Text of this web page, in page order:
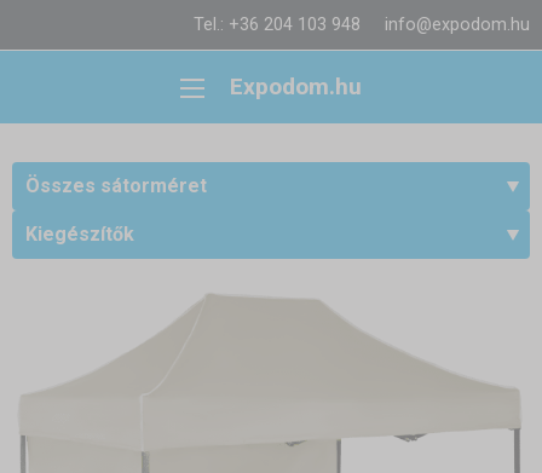
Tel.: +36 204 103 948 info@expodom.hu
Expodom.hu
Összes sátorméret
Kiegészítők